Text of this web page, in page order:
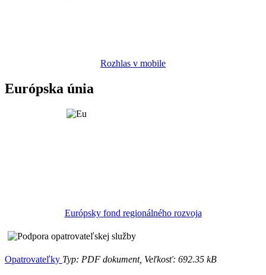
Rozhlas v mobile
Európska únia
Európsky fond regionálného rozvoja
Opatrovateľky Typ: PDF dokument, Veľkosť: 692.35 kB